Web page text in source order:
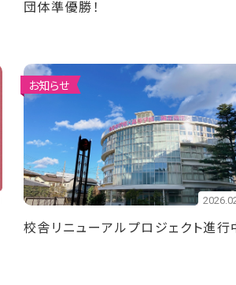
団体準優勝！
お知らせ
校舎リニューアルプロジェクト進行